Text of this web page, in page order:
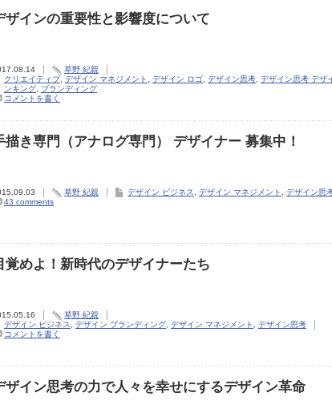
ザインの重要性と影響度について
草野 紀親
クリエイティブ デザイン マネジメント デザイン ロゴ デザイン思考 デザイン思考 デザ
ンキング
ブランディング
コメントを書く
描き専門（アナログ専門） デザイナー 募集中！
草野 紀親 デザイン ビジネス デザイン マネジメント
デザイン思
43 comments
覚めよ！新時代のデザイナーたち
草野 紀親
デザイン ビジネス
デザイン ブランディング デザイン マネジメント
デザイン思考
コメントを書く
ザイン思考の力で人々を幸せにするデザイン革命